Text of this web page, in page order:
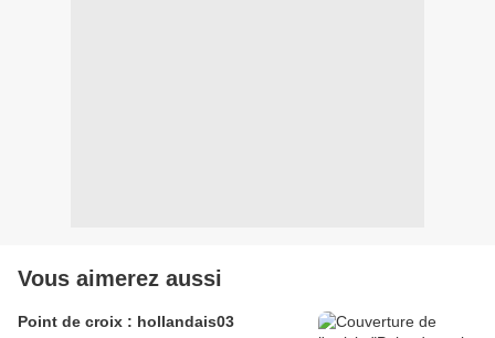
Vous aimerez aussi
Point de croix : hollandais03